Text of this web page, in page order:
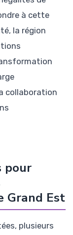
à cette
la région
collaboration
pour
Grand Est
plusieurs